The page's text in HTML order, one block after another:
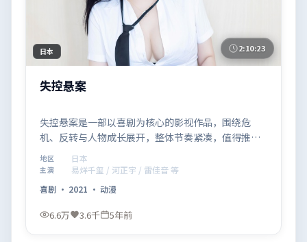
日本 2:10:23
失控悬案
失控悬案是一部以喜剧为核心的影视作品，围绕危
机、反转与人物成长展开，整体节奏紧凑，值得推荐
观看。
地区 日本
主演
易烊千玺 / 河正宇 / 雷佳音 等
喜剧 · 2021 · 动漫
6.6万 3.6千 5年前